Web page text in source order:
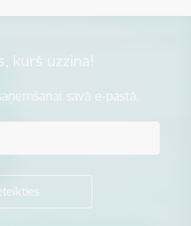
kurš uzzina!
savā e-pastā.